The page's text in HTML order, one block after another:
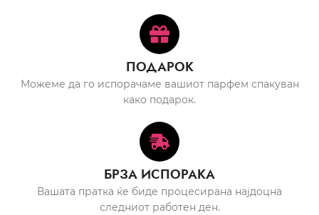
ПОДАРОК
Можеме да го испорачаме вашиот парфем спакуван
како подарок.
БРЗА ИСПОРАКА
Вашата пратка ќе биде процесирана најдоцна
следниот работен ден.